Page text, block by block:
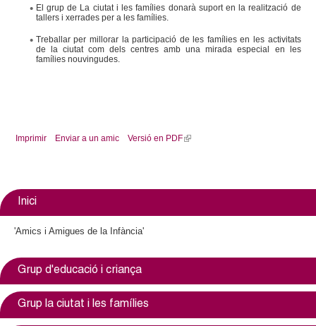
El grup de La ciutat i les famílies donarà suport en la realització de
tallers i xerrades per a les famílies.
Treballar per millorar la participació de les famílies en les activitats
de la ciutat com dels centres amb una mirada especial en les
famílies nouvingudes.
Imprimir Enviar a un amic Versió en PDF(
x
e
Inici
'Amics i Amigues de la Infància'
Grup d'educació i criança
Grup la ciutat i les famílies